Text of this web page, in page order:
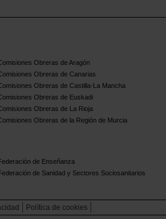
Obreras de Aragón
Obreras de Canarias
Obreras de Castilla-La Mancha
Obreras de Euskadi
Obreras de La Rioja
Obreras de la Región de Murcia
de Enseñanza
de Sanidad y Sectores Sociosanitarios
Política de cookies